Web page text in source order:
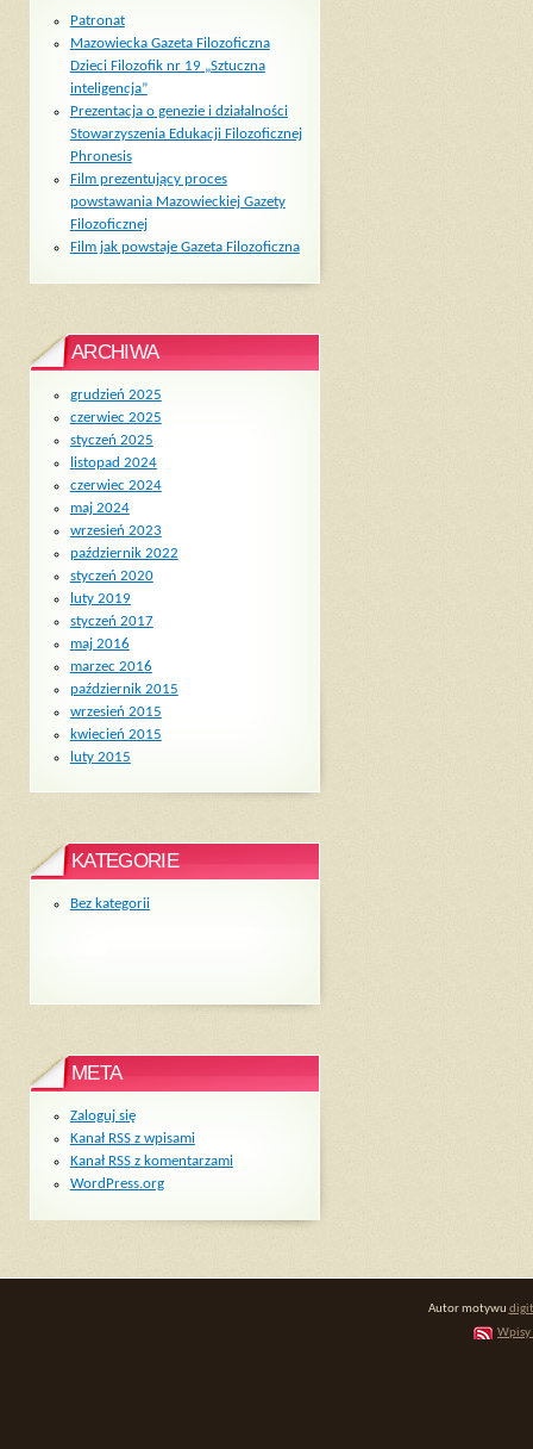
Patronat
Mazowiecka Gazeta Filozoficzna
Dzieci Filozofik nr 19 „Sztuczna
inteligencja”
Prezentacja o genezie i działalności
Stowarzyszenia Edukacji Filozoficznej
Phronesis
Film prezentujący proces
powstawania Mazowieckiej Gazety
Filozoficznej
Film jak powstaje Gazeta Filozoficzna
ARCHIWA
grudzień 2025
czerwiec 2025
styczeń 2025
listopad 2024
czerwiec 2024
maj 2024
wrzesień 2023
październik 2022
styczeń 2020
luty 2019
styczeń 2017
maj 2016
marzec 2016
październik 2015
wrzesień 2015
kwiecień 2015
luty 2015
KATEGORIE
Bez kategorii
META
Zaloguj się
Kanał RSSz wpisami
Kanał RSSz komentarzami
WordPress.org
Autor motywu
Wpisy